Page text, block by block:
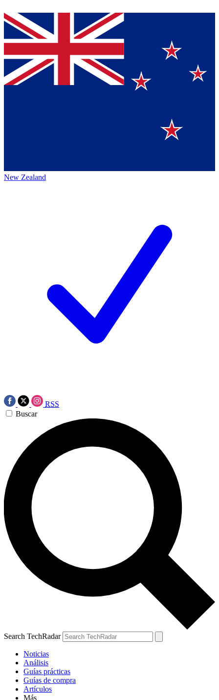
New Zealand
RSS
Buscar
Search TechRadar
Noticias
Análisis
Guías prácticas
Guías de compra
Artículos
Más